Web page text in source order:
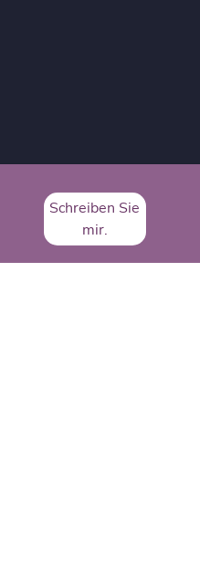
Schreiben Sie
mir.